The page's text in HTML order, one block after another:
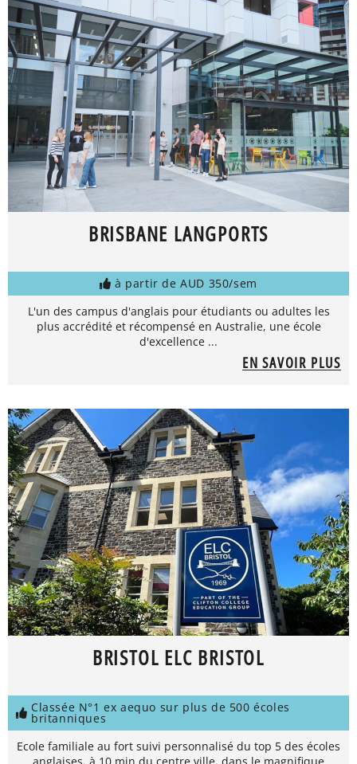
BRISBANE LANGPORTS
à partir de AUD 350/sem
L'un des campus d'anglais pour étudiants ou adultes les
plus accrédité et récompensé en Australie, une école
d'excellence ...
EN SAVOIR PLUS
BRISTOL ELC BRISTOL
Classée N°1 ex aequo sur plus de 500 écoles
britanniques
Ecole familiale au fort suivi personnalisé du top 5 des écoles